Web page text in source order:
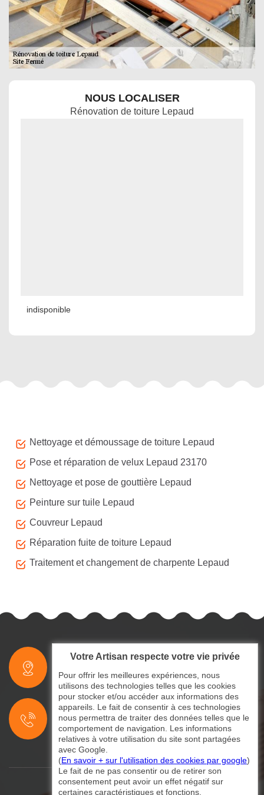
NOUS LOCALISER
Rénovation de toiture Lepaud
indisponible
Nettoyage et démoussage de toiture Lepaud
Pose et réparation de velux Lepaud 23170
Nettoyage et pose de gouttière Lepaud
Peinture sur tuile Lepaud
Couvreur Lepaud
Réparation fuite de toiture Lepaud
Traitement et changement de charpente Lepaud
indisponible
indisponible
©2024 - 2026 Tout droit réservé
Votre Artisan respecte votre vie privée
Pour offrir les meilleures expériences, nous
utilisons des technologies telles que les cookies
pour stocker et/ou accéder aux informations des
appareils. Le fait de consentir à ces technologies
nous permettra de traiter des données telles que le
comportement de navigation. Les informations
relatives à votre utilisation du site sont partagées
avec Google.
(En savoir + sur l'utilisation des cookies par google)
Le fait de ne pas consentir ou de retirer son
consentement peut avoir un effet négatif sur
certaines caractéristiques et fonctions.